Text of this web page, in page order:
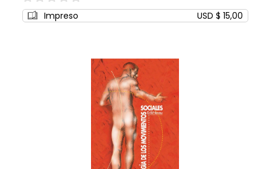
0%
Impreso USD $ 15,00